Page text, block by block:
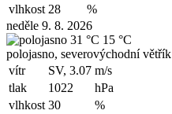
vlhkost 28
%
neděle 9. 8. 2026
31 °C 15 °C
polojasno, severovýchodní větřík
vítr
SV, 3.07 m/s
tlak
1022
hPa
vlhkost 30
%